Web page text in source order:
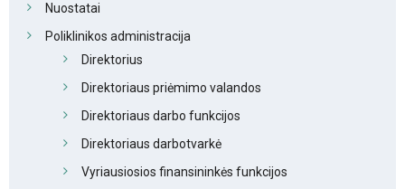
Nuostatai
Poliklinikos administracija
Direktorius
Direktoriaus priėmimo valandos
Direktoriaus darbo funkcijos
Direktoriaus darbotvarkė
Vyriausiosios finansininkės funkcijos